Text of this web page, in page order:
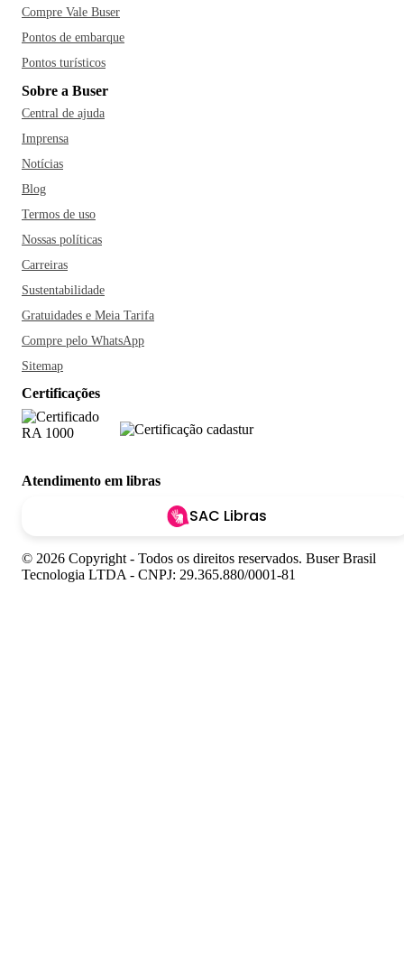
Compre Vale Buser
Pontos de embarque
Pontos turísticos
Sobre a Buser
Central de ajuda
Imprensa
Notícias
Blog
Termos de uso
Nossas políticas
Carreiras
Sustentabilidade
Gratuidades e Meia Tarifa
Compre pelo WhatsApp
Sitemap
Certificações
Atendimento em libras
SAC Libras
© 2026 Copyright - Todos os direitos reservados. Buser Brasil
Tecnologia LTDA - CNPJ: 29.365.880/0001-81